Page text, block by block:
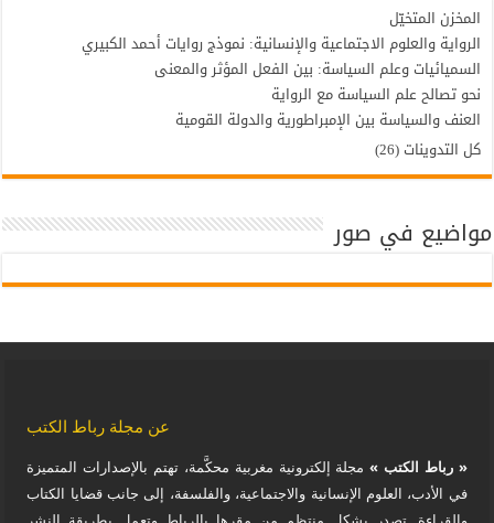
المخزن المتخيّل
الرواية والعلوم الاجتماعية والإنسانية: نموذج روايات أحمد الكبيري
السميائيات وعلم السياسة: بين الفعل المؤثر والمعنى
نحو تصالح علم السياسة مع الرواية
العنف والسياسة بين الإمبراطورية والدولة القومية
كل التدوينات (26)
مواضيع في صور
عن مجلة رباط الكتب
« رباط الكتب »مجلة إلكترونية مغربية محكَّمة، تهتم بالإصدارات المتميزة
في الأدب، العلوم الإنسانية والاجتماعية، والفلسفة، إلى جانب قضايا الكتاب